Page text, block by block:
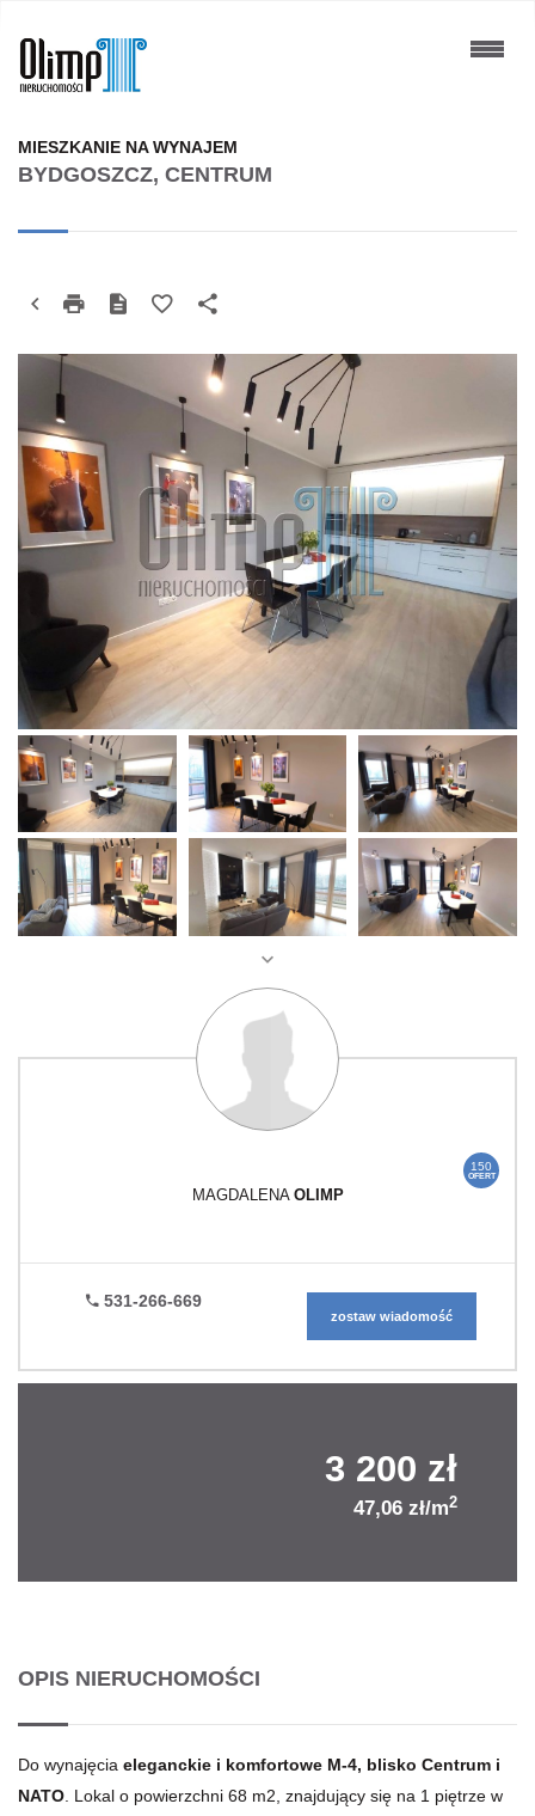
BYDGOSZCZ, CENTRUM
MIESZKANIE NA WYNAJEM
150
OFERT
MAGDALENA OLIMP
531-266-669
zostaw wiadomość
3 200 zł
47,06 zł/m2
OPIS NIERUCHOMOŚCI
Do wynajęcia eleganckie i komfortowe M-4, blisko Centrum i
NATO. Lokal o powierzchni 68 m2, znajdujący się na 1 piętrze w